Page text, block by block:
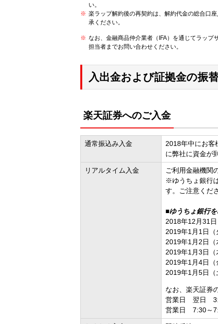
い。
楽ラップ解約後の再契約は、解約代金の総合口
承ください。
なお、金融商品仲介業者（IFA）を通じてラップ
担当者までお問い合わせください。
入出金および証拠金の振
楽天証券へのご入金
通常振込み入金
2018年中にお客
に弊社に資金が
リアルタイム入金
ご利用金融機関
※ゆうちょ銀行
す。ご注意くだ
■ゆうちょ銀行
2018年12月31
2019年1月1日
2019年1月2日
2019年1月3日
2019年1月4日
2019年1月5日
なお、楽天証券
営業日 翌日
営業日 7:30～